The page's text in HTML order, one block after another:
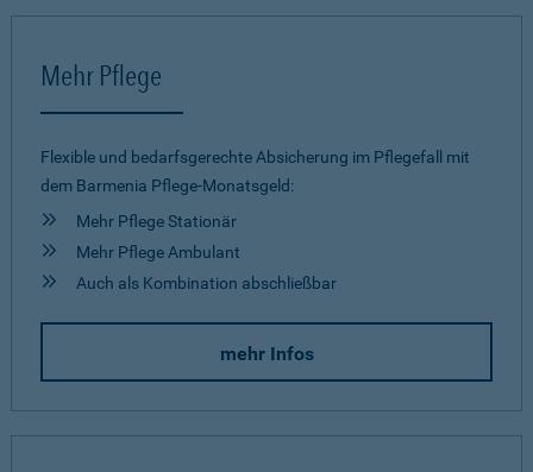
Mehr Pflege
Flexible und bedarfsgerechte Absicherung im Pflegefall mit
dem Barmenia Pflege-Monatsgeld:
Mehr Pflege Stationär
Mehr Pflege Ambulant
Auch als Kombination abschließbar
mehr Infos